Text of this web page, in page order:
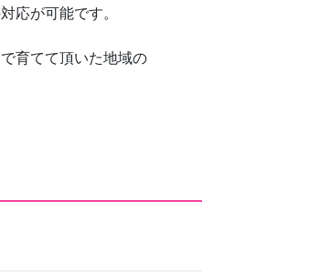
応が可能です。
育てて頂いた地域の